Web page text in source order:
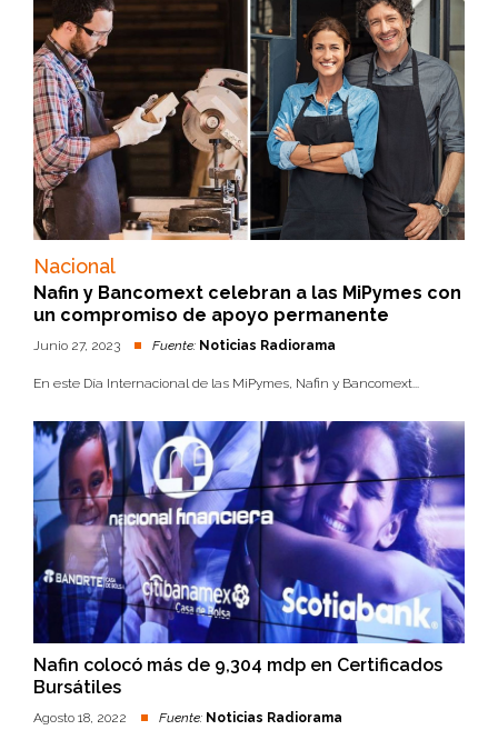
Nacional
Nafin y Bancomext celebran a las MiPymes con
un compromiso de apoyo permanente
Junio 27, 2023 Fuente: Noticias Radiorama
En este Día Internacional de las MiPymes, Nafin y Bancomext...
Nafin colocó más de 9,304 mdp en Certificados
Bursátiles
Agosto 18, 2022 Fuente: Noticias Radiorama